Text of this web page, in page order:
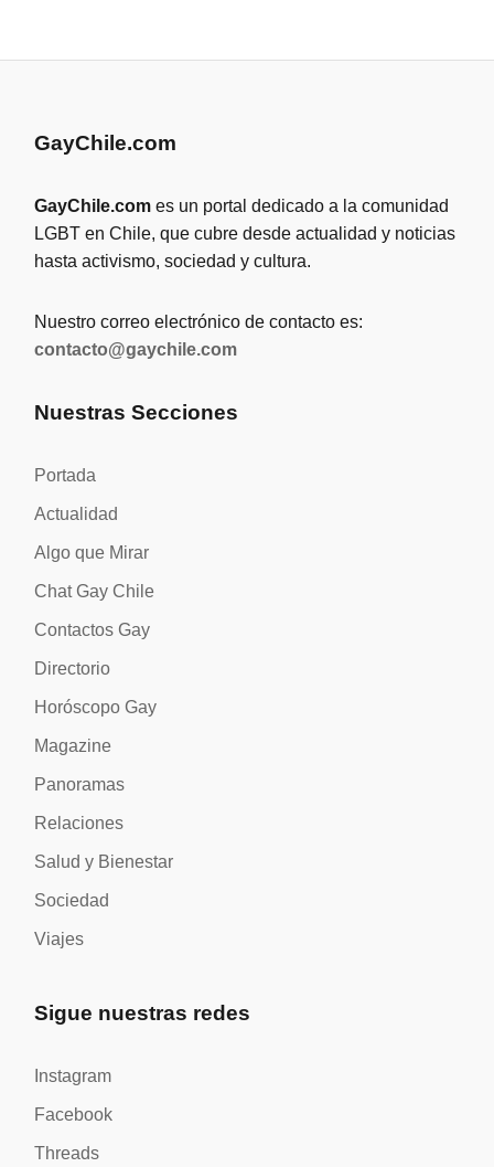
GayChile.com
GayChile.com es un portal dedicado a la comunidad
LGBT en Chile, que cubre desde actualidad y noticias
hasta activismo, sociedad y cultura.
Nuestro correo electrónico de contacto es:
contacto@gaychile.com
Nuestras Secciones
Portada
Actualidad
Algo que Mirar
Chat Gay Chile
Contactos Gay
Directorio
Horóscopo Gay
Magazine
Panoramas
Relaciones
Salud y Bienestar
Sociedad
Viajes
Sigue nuestras redes
Instagram
Facebook
Threads